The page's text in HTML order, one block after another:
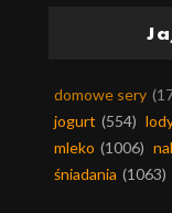
domowe sery
jogurt (554)
mleko (1006)
śniadania (1063)